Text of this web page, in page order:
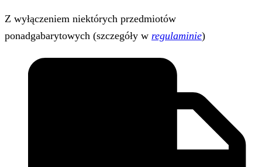
Z wyłączeniem niektórych przedmiotów
ponadgabarytowych (szczegóły w regulaminie)